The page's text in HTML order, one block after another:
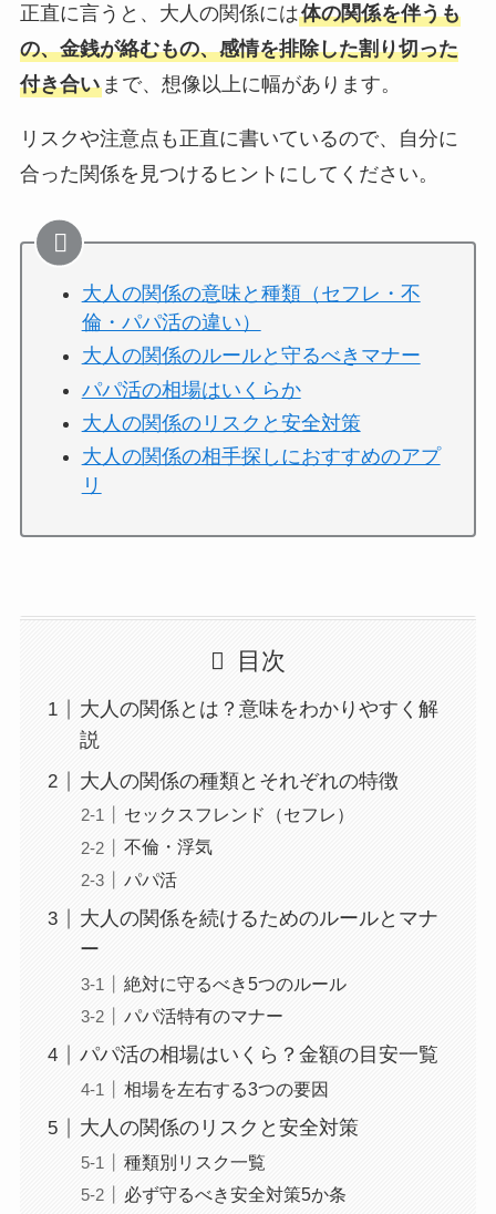
正直に言うと、大人の関係には体の関係を伴うも
の、金銭が絡むもの、感情を排除した割り切った
付き合いまで、想像以上に幅があります。
リスクや注意点も正直に書いているので、自分に
合った関係を見つけるヒントにしてください。
大人の関係の意味と種類（セフレ・不
倫・パパ活の違い）
大人の関係のルールと守るべきマナー
パパ活の相場はいくらか
大人の関係のリスクと安全対策
大人の関係の相手探しにおすすめのアプ
リ
目次
大人の関係とは？意味をわかりやすく解
説
大人の関係の種類とそれぞれの特徴
セックスフレンド（セフレ）
不倫・浮気
パパ活
大人の関係を続けるためのルールとマナ
ー
絶対に守るべき5つのルール
パパ活特有のマナー
パパ活の相場はいくら？金額の目安一覧
相場を左右する3つの要因
大人の関係のリスクと安全対策
種類別リスク一覧
必ず守るべき安全対策5か条